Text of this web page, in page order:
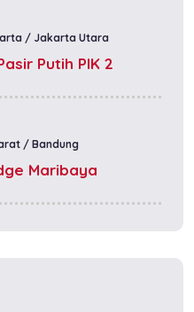
/ Jakarta Utara
Putih PIK 2
/ Bandung
Maribaya